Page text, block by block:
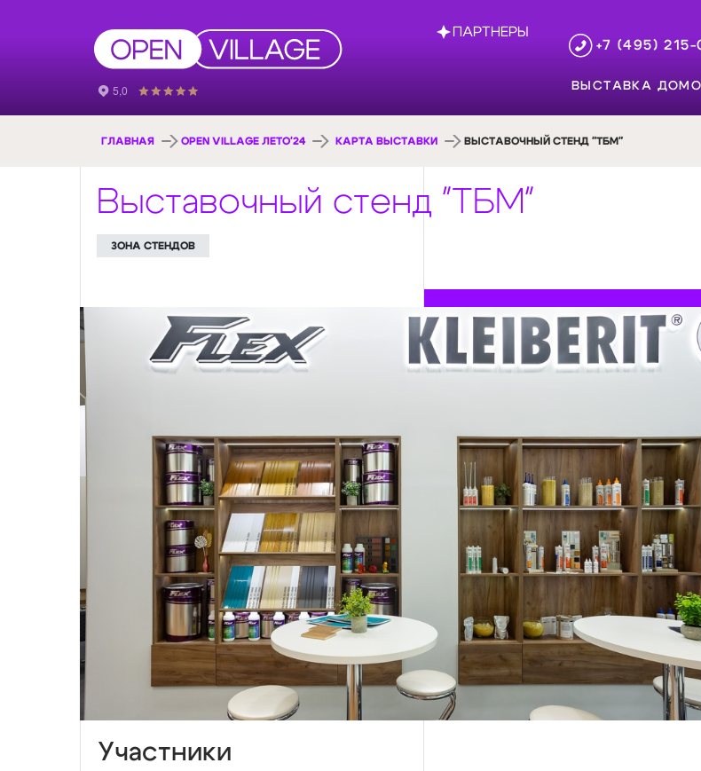
ПАРТНЕРЫ
+7 (495)
ВЫСТАВКА
ГЛАВНАЯ OPEN VILLAGE ЛЕТО'24 КАРТА ВЫСТАВКИ ВЫСТАВОЧНЫЙ СТЕНД "ТБМ"
Выставочный стенд "ТБМ"
ЗОНА СТЕНДОВ
Участники